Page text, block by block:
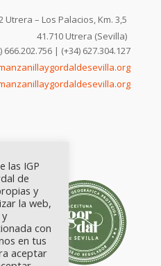
Utrera – Los Palacios, Km. 3,5
41.710 Utrera (Sevilla)
666.202.756 | (+34) 627.304.127
las IGP
de
y
la web,
con
en tus
aceptar